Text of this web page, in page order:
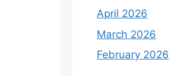
April 2026
March 2026
February 2026